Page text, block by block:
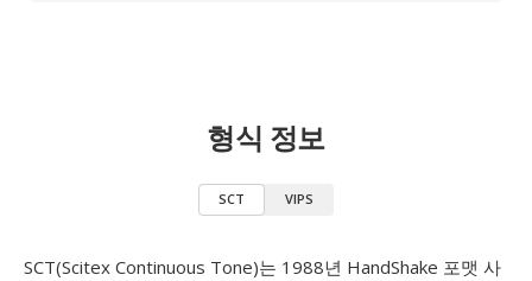
형식 정보
SCT VIPS
SCT(Scitex Continuous Tone)는 1988년 HandShake 포맷 사